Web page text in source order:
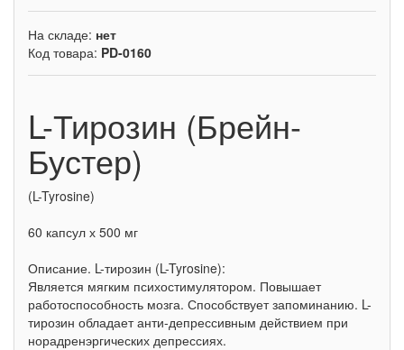
На складе: нет
Код товара: PD-0160
L-Тирозин (Брейн-
Бустер)
(L-Tyrosine)
60 капсул х 500 мг
Описание. L-тирозин (L-Tyrosine):
Является мягким психостимулятором. Повышает
работоспособность мозга. Способствует запоминанию. L-
тирозин обладает анти-депрессивным действием при
норадренэргических депрессиях.